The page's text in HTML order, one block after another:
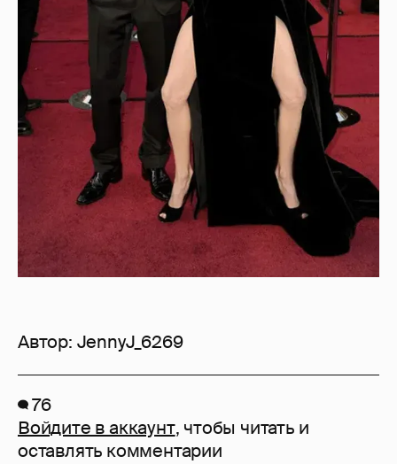
Автор: JennyJ_6269
76
Войдите в аккаунт, чтобы читать и
оставлять комментарии